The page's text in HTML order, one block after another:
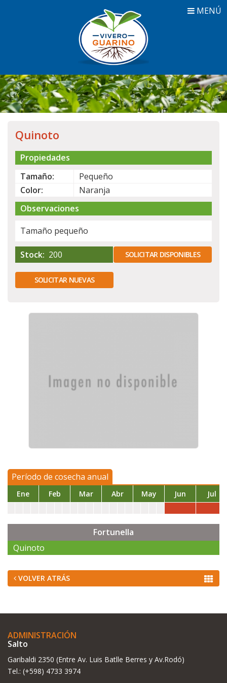
MENÚ
Quinoto
Propiedades
Tamaño:
Pequeño
Color:
Naranja
Observaciones
Tamaño pequeño
Stock: 200 SOLICITAR DISPONIBLES
SOLICITAR NUEVAS
Período de cosecha anual
Ene Feb Mar Abr May Jun Jul
Fortunella
Quinoto
VOLVER ATRÁS
ADMINISTRACIÓN
Salto
Garibaldi 2350 (Entre Av. Luis Batlle Berres y Av.Rodó)
Tel.: (+598) 4733 3974